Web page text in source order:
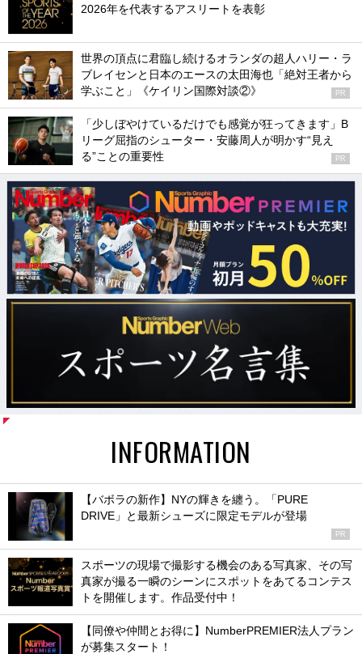
2026年を代表するアスリートを表彰
世界の頂点に君臨し続けるオランダの超人ハリー・ラ
ブレイセンと日本のエースの太田海也「絶対王者から
学ぶこと」《ケイリン国際対談②》
PR
「少しぼやけているだけでも感覚が狂ってきます」B
リーグ屈指のシューター・安藤周人が明かす“見え
る”ことの重要性
PR
INFORMATION
【バボラの新作】NYの輝きを纏う。「PURE
DRIVE」と最新シューズに限定モデルが登場
PR
スポーツの現場で撮影する機会のある写真家、その写
真家が撮る一瞬のシーンにスポットをあてるコンテス
トを開催します。作品受付中！
【同僚や仲間とお得に】NumberPREMIER法人プラン
が募集スタート！